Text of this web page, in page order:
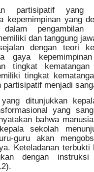
partisipatif
kepemimpinan yang
pengambilan
dan tanggung
dengan teori
gaya
tingkat
tingkat
partisipatif menjadi
yang ditunjukkan
yang
bahwa
sekolah
guru akan
Keteladanan
dengan